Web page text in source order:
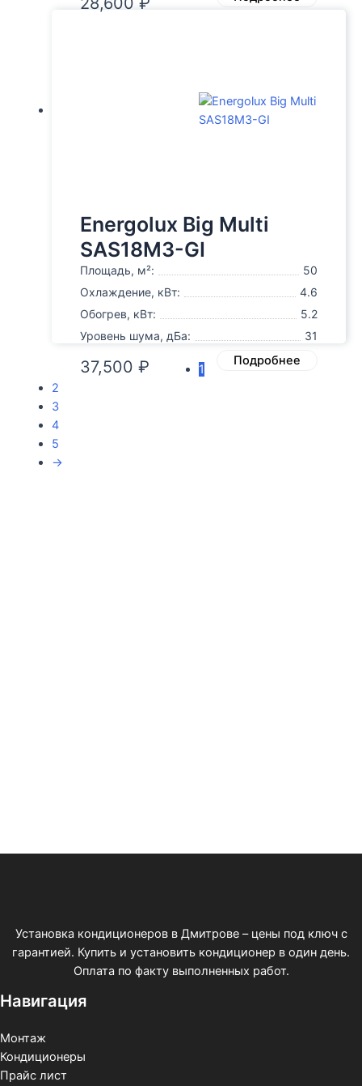
Energolux Big Multi
SAS18M3-GI
Площадь, м²:
50
Охлаждение, кВт:
4.6
Обогрев, кВт:
5.2
Уровень шума, дБа:
31
37,500 ₽ Подробнее
1
2
3
4
5
→
Установка кондиционеров в Дмитрове – цены под ключ с
гарантией. Купить и установить кондиционер в один день.
Оплата по факту выполненных работ.
Навигация
Монтаж
Кондиционеры
Прайс лист